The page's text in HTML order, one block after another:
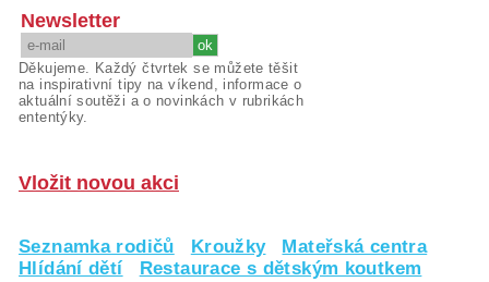
Newsletter
Děkujeme. Každý čtvrtek se můžete těšit
na inspirativní tipy na víkend, informace o
aktuální soutěži a o novinkách v rubrikách
ententýky.
Vložit novou akci
Seznamka rodičů Kroužky
Mateřská centra
Hlídání dětí
Restaurace s dětským koutkem